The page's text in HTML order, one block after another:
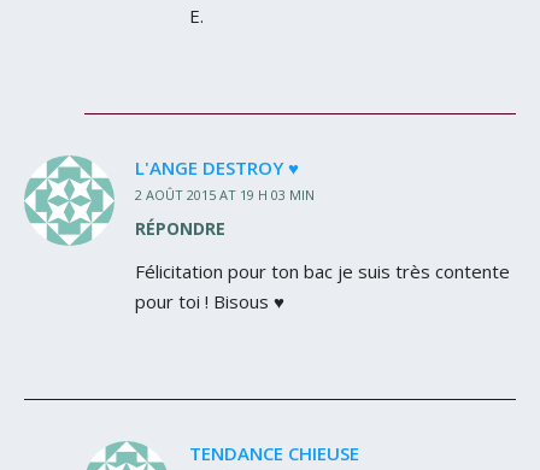
E.
L'ANGE DESTROY ♥
2 AOÛT 2015 AT 19 H 03 MIN
RÉPONDRE
Félicitation pour ton bac je suis très contente
pour toi ! Bisous ♥
TENDANCE CHIEUSE